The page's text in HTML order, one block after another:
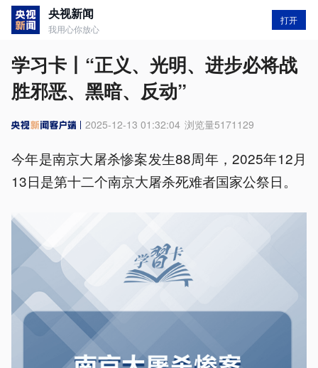
央视新闻
我用心你放心
打开
学习卡丨“正义、光明、进步必将战
胜邪恶、黑暗、反动”
2025-12-13 01:32:04 浏览量5171129
今年是南京大屠杀惨案发生88周年，2025年12月
13日是第十二个南京大屠杀死难者国家公祭日。